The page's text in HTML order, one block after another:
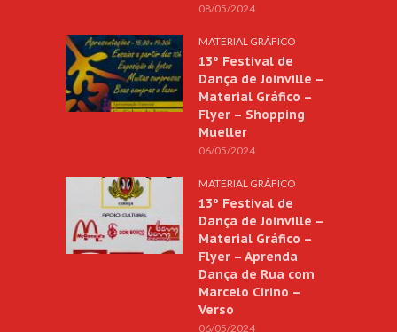
08/05/2024
MATERIAL GRÁFICO
13º Festival de
Dança de Joinville –
Material Gráfico –
Flyer – Shopping
Mueller
06/05/2024
MATERIAL GRÁFICO
13º Festival de
Dança de Joinville –
Material Gráfico –
Flyer – Aprenda
Dança de Rua com
Marcelo Cirino –
Verso
06/05/2024